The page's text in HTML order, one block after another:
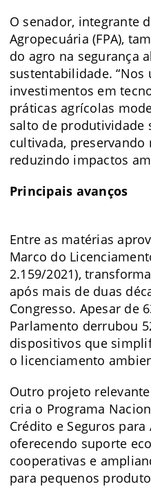
O senador, integrante
Agropecuária (FPA),
do agro na segurança
sustentabilidade. “Nos
investimentos em
práticas agrícolas
salto de produtividade
cultivada,
reduzindo impactos
Principais avanços
Entre as matérias
Marco do
2.159/2021),
após mais de duas
Congresso. Apesar de
Parlamento derrubou
dispositivos que
o licenciamento
Outro projeto
cria o Programa
Crédito e Seguros
oferecendo suporte
cooperativas e
para pequenos